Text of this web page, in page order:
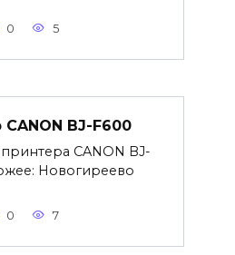
0 5
BJ-F600
CANON BJ-
Новогиреево
0 7